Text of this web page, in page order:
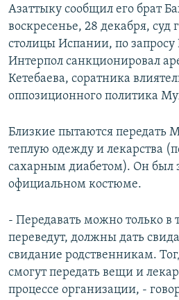
Азаттыку сообщил его брат
воскресенье, 28 декабря, суд
столицы Испании, по запросу
Интерпол санкционировал
Кетебаева, соратника
оппозиционного политика
Близкие пытаются передать
теплую одежду и лекарства
сахарным диабетом). Он был
официальном костюме.
- Передавать можно только в
переведут, должны дать
свидание родственникам.
смогут передать вещи и
процессе организации, -